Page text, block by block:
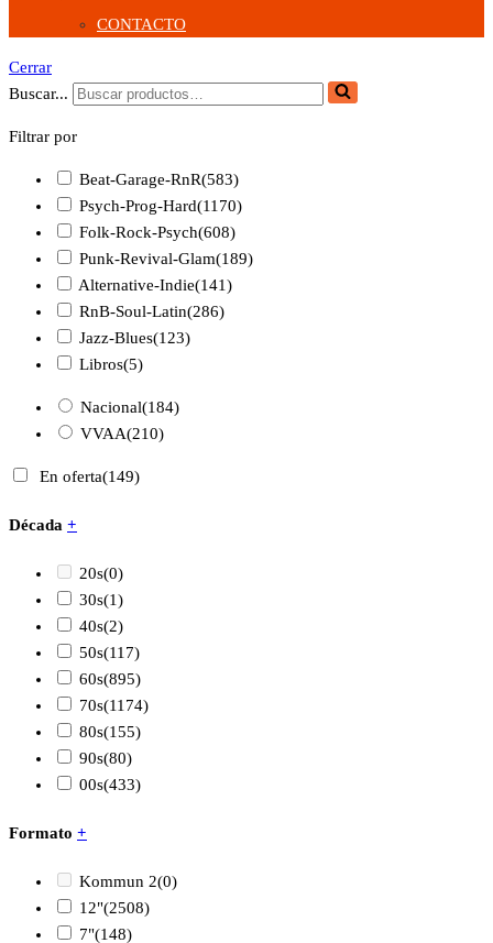
CONTACTO
Cerrar
Buscar...
Filtrar por
Beat-Garage-RnR(583)
Psych-Prog-Hard(1170)
Folk-Rock-Psych(608)
Punk-Revival-Glam(189)
Alternative-Indie(141)
RnB-Soul-Latin(286)
Jazz-Blues(123)
Libros(5)
Nacional(184)
VVAA(210)
En oferta(149)
Década +
20s(0)
30s(1)
40s(2)
50s(117)
60s(895)
70s(1174)
80s(155)
90s(80)
00s(433)
Formato +
Kommun 2(0)
12"(2508)
7"(148)